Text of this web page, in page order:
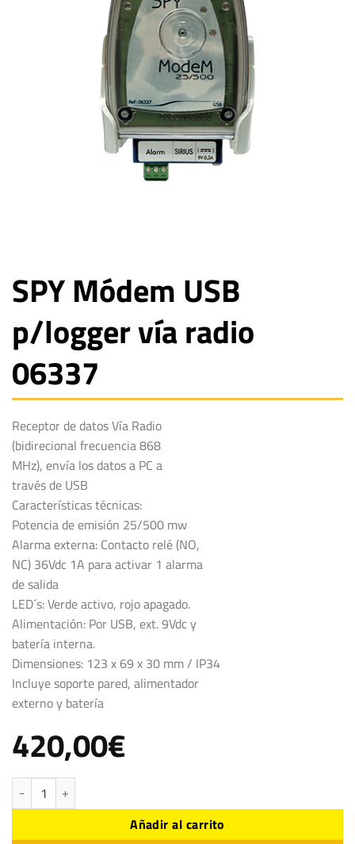
SPY Módem USB
p/logger vía radio
06337
Receptor de datos Vía Radio
(bidirecional frecuencia 868
MHz), envía los datos a PC a
través de USB
Características técnicas:
Potencia de emisión 25/500 mw
Alarma externa: Contacto relé (NO,
NC) 36Vdc 1A para activar 1 alarma
de salida
LED´s: Verde activo, rojo apagado.
Alimentación: Por USB, ext. 9Vdc y
batería interna.
Dimensiones: 123 x 69 x 30 mm / IP34
Incluye soporte pared, alimentador
externo y batería
420,00€
SPY Módem USB p/logger vía radio 06337 cantidad
Añadir al carrito